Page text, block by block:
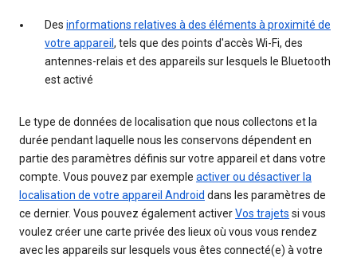
Des informations relatives à des éléments à proximité de
votre appareil , tels que des points d'accès Wi-Fi, des
antennes-relais et des appareils sur lesquels le Bluetooth
est activé
Le type de données de localisation que nous collectons et la
durée pendant laquelle nous les conservons dépendent en
partie des paramètres définis sur votre appareil et dans votre
compte. Vous pouvez par exemple activer ou désactiver la
localisation de votre appareil Android dans les paramètres de
ce dernier. Vous pouvez également activerVos trajets si vous
voulez créer une carte privée des lieux où vous vous rendez
avec les appareils sur lesquels vous êtes connecté(e) à votre